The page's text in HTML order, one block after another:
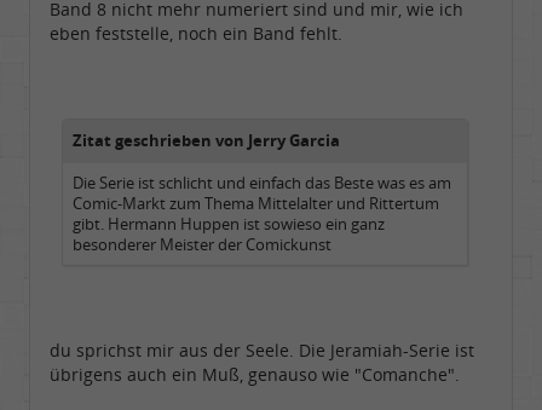
Band 8 nicht mehr numeriert sind und mir, wie ich
eben feststelle, noch ein Band fehlt.
Zitat geschrieben von Jerry Garcia
Die Serie ist schlicht und einfach das Beste was es am
Comic-Markt zum Thema Mittelalter und Rittertum
gibt. Hermann Huppen ist sowieso ein ganz
besonderer Meister der Comickunst
du sprichst mir aus der Seele. Die Jeramiah-Serie ist
übrigens auch ein Muß, genauso wie "Comanche".